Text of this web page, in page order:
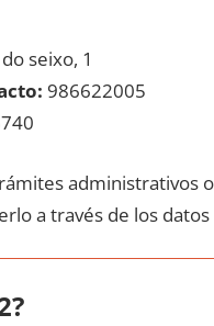
seixo, 1
986622005
administrativos
а través dе los